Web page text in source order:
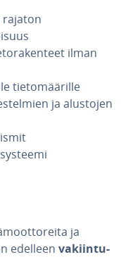
rajaton
ilman
tie­to­mää­ril­le
ja alustojen
ja
edelleen va­kiin­tu­